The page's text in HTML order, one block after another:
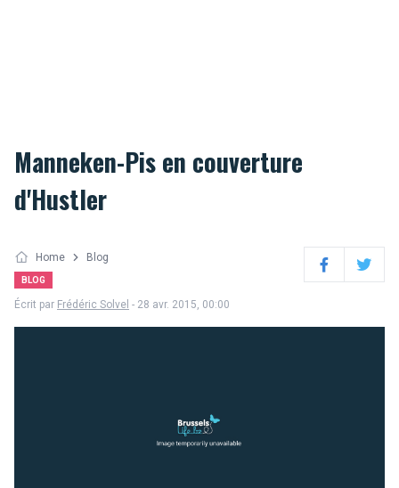
Manneken-Pis en couverture
d'Hustler
Home Blog
BLOG FacebookTwitter
Écrit par Frédéric Solvel - 28 avr. 2015, 00:00